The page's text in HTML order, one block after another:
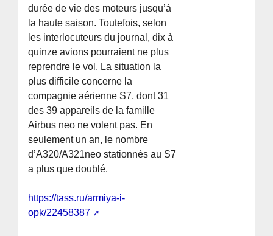
durée de vie des moteurs jusqu’à
la haute saison. Toutefois, selon
les interlocuteurs du journal, dix à
quinze avions pourraient ne plus
reprendre le vol. La situation la
plus difficile concerne la
compagnie aérienne S7, dont 31
des 39 appareils de la famille
Airbus neo ne volent pas. En
seulement un an, le nombre
d’A320/A321neo stationnés au S7
a plus que doublé.
https://tass.ru/armiya-i-
opk/22458387